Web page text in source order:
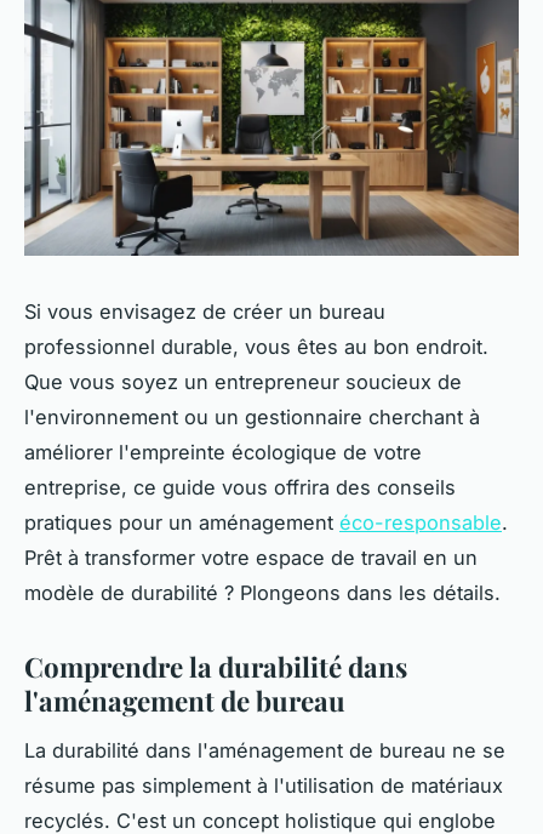
Si vous envisagez de créer un bureau
professionnel durable, vous êtes au bon endroit.
Que vous soyez un entrepreneur soucieux de
l'environnement ou un gestionnaire cherchant à
améliorer l'empreinte écologique de votre
entreprise, ce guide vous offrira des conseils
pratiques pour un aménagement éco-responsable.
Prêt à transformer votre espace de travail en un
modèle de durabilité ? Plongeons dans les détails.
Comprendre la durabilité dans
l'aménagement de bureau
La durabilité dans l'aménagement de bureau ne se
résume pas simplement à l'utilisation de matériaux
recyclés. C'est un concept holistique qui englobe